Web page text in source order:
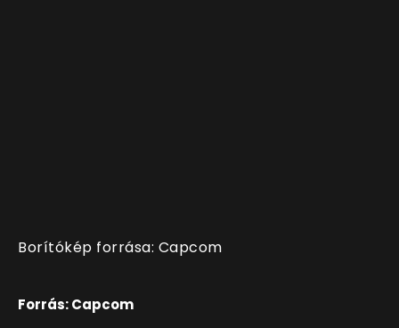
Borítókép forrása: Capcom
Forrás: Capcom